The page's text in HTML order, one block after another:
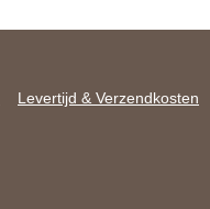
Levertijd & Verzendkosten